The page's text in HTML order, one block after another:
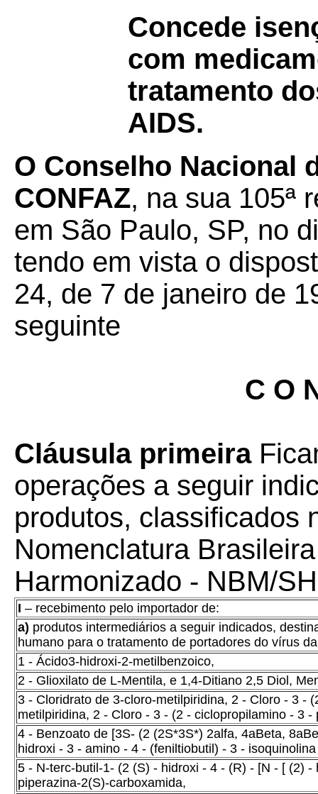
Concede
com
tratamento
AIDS.
O Conselho Nacional
CONFAZ, na sua 105ª
em São Paulo, SP, no
tendo em vista o
24, de 7 de janeiro de
seguinte
C O
Cláusula primeira
operações a seguir
produtos, classificados
Nomenclatura
Harmonizado - NBM/
I – recebimento pelo importador de:
a) produtos intermediários a seguir indicados,
humano para o tratamento de portadores do vírus
1 - Ácido3-hidroxi-2-metilbenzoico,
2 - Glioxilato de L-Mentila, e 1,4-Ditiano 2,5 Diol,
3 - Cloridrato de 3-cloro-metilpiridina, 2 - Cloro - 3 -
metilpiridina, 2 - Cloro - 3 - (2 - ciclopropilamino - 3
4 - Benzoato de [3S- (2 (2S*3S*) 2alfa, 4aBeta,
hidroxi - 3 - amino - 4 - (feniltiobutil) - 3 -
5 - N-terc-butil-1- (2 (S) - hidroxi - 4 - (R) - [N - [ (2)
piperazina-2(S)-carboxamida,